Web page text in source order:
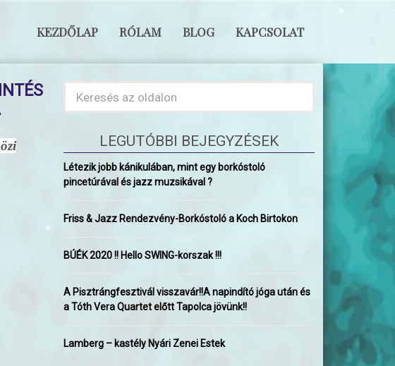
KEZDŐLAP RÓLAM BLOG KAPCSOLAT
LEGUTÓBBI BEJEGYZÉSEK
Létezik jobb kánikulában, mint egy borkóstoló
pincetúrával és jazz muzsikával ?
Friss & Jazz Rendezvény-Borkóstoló a Koch Birtokon
BÚÉK 2020 !! Hello SWING-korszak !!!
A Pisztrángfesztivál visszavár!!A napindító jóga után és
a Tóth Vera Quartet előtt Tapolca jövünk!!
Lamberg – kastély Nyári Zenei Estek